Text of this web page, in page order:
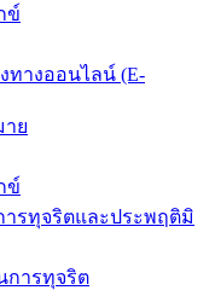
ข์
ทางออนไลน์ (E-
ย
ข์
ารทุจริตและประพฤติมิ
การทุจริต